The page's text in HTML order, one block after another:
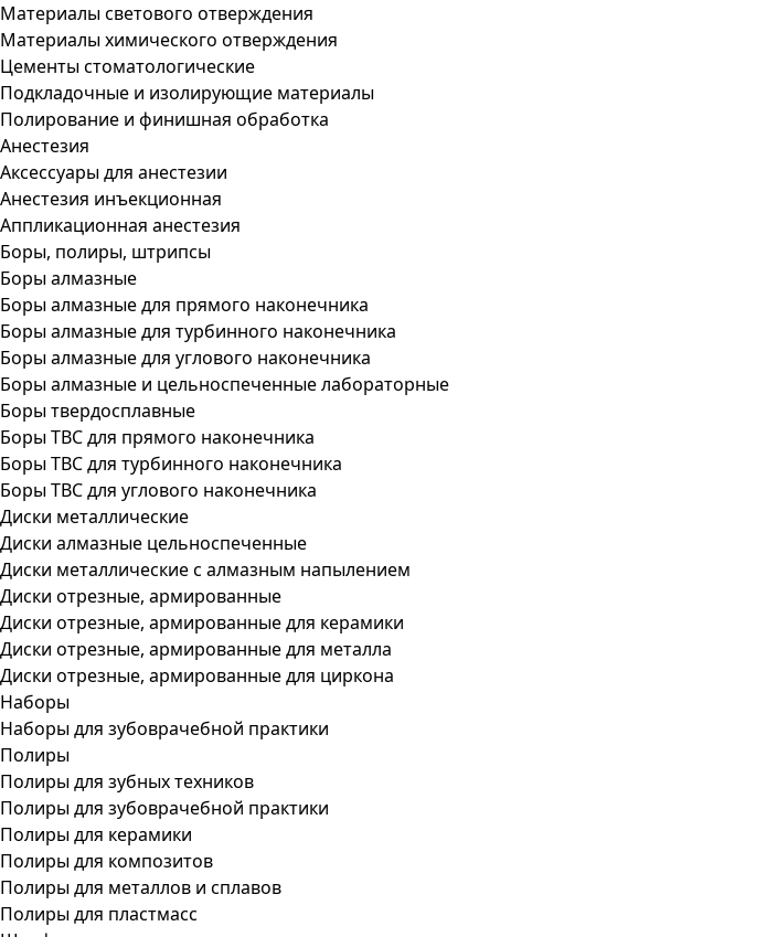
Материалы светового отверждения
Материалы химического отверждения
Цементы стоматологические
Подкладочные и изолирующие материалы
Полирование и финишная обработка
Анестезия
Аксессуары для анестезии
Анестезия инъекционная
Аппликационная анестезия
Боры, полиры, штрипсы
Боры алмазные
Боры алмазные для прямого наконечника
Боры алмазные для турбинного наконечника
Боры алмазные для углового наконечника
Боры алмазные и цельноспеченные лабораторные
Боры твердосплавные
Боры ТВС для прямого наконечника
Боры ТВС для турбинного наконечника
Боры ТВС для углового наконечника
Диски металлические
Диски алмазные цельноспеченные
Диски металлические с алмазным напылением
Диски отрезные, армированные
Диски отрезные, армированные для керамики
Диски отрезные, армированные для металла
Диски отрезные, армированные для циркона
Наборы
Наборы для зубоврачебной практики
Полиры
Полиры для зубных техников
Полиры для зубоврачебной практики
Полиры для керамики
Полиры для композитов
Полиры для металлов и сплавов
Полиры для пластмасс